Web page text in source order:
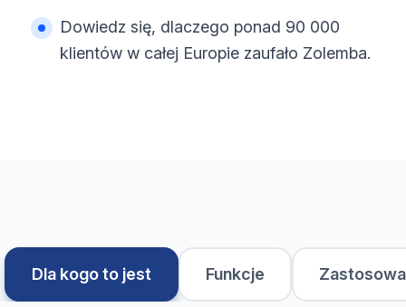
Dowiedz się, dlaczego ponad 90 000
klientów w całej Europie zaufało Zolemba.
Dla kogo to jest Funkcje